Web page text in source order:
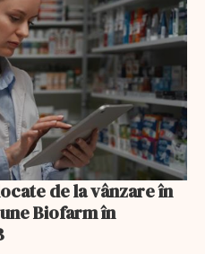
de la vânzare în
Biofarm în